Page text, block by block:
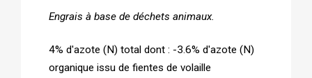
Engrais à base de déchets animaux.
4% d'azote (N) total dont : -3.6% d'azote (N)
organique issu de fientes de volaille